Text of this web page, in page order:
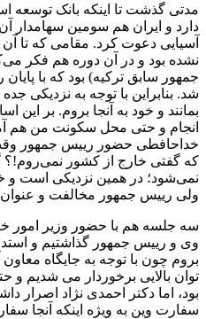
مدتی گذشت تا اینکه بانک توسعه
دارد و ایران هم سومین
آسیایی دعوت کرد. مقامی که تا آن
نشده بود و در آن دوره هم فکر
جمهور سابق ترکیه) بود که با
شد. بنابراین با توجه به نزدیکی
بمانند و خود به آنجا بروم. بر
انجام و حتی محل سکونت من هم
خداحافطی حضور رییس جمهور
که گفتی خارج از کشور
نمی‌شود؛ در همین نزدیکی است و
ولی رییس جمهور مخالفت و عنوان
سه جلسه هم با حضور وزیر امور
وی و رییس جمهور گذاشتیم و
بروم چون با توجه به جایگاه
توان بالایی برخوردار می شدیم و
بود، اما دکتر احمدی نژاد اصرار
سفارت وین به ویژه اینکه آنجا